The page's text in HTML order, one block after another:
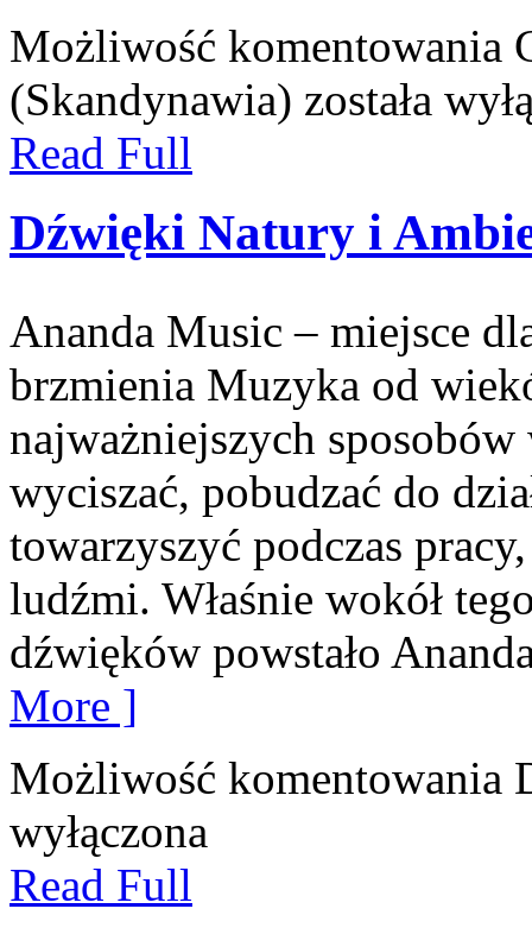
Możliwość komentowania
(Skandynawia) została
Read Full
Dźwięki Natury i
Ananda Music – miejsce
brzmienia Muzyka od
najważniejszych
wyciszać, pobudzać do
towarzyszyć podczas
ludźmi. Właśnie wokół
dźwięków powstało
More ]
Możliwość komentowania
wyłączona
Read Full